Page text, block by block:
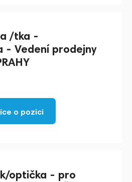
/tka -
- Vedení prodejny
o pozici
optička - pro